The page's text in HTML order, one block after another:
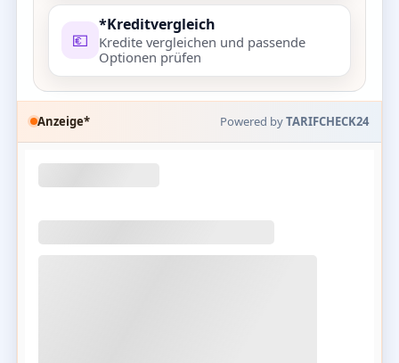
💶
*Kreditvergleich
Kredite vergleichen und passende
Optionen prüfen
Anzeige* Powered byTARIFCHECK24